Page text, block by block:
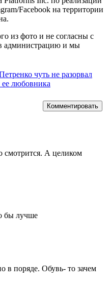
Facebook на территории
из фото и не согласны с
администрацию и мы
чуть не разорвал
любовника
Комментировать
смотрится. А целиком
бы лучше
в поряде. Обувь- то зачем